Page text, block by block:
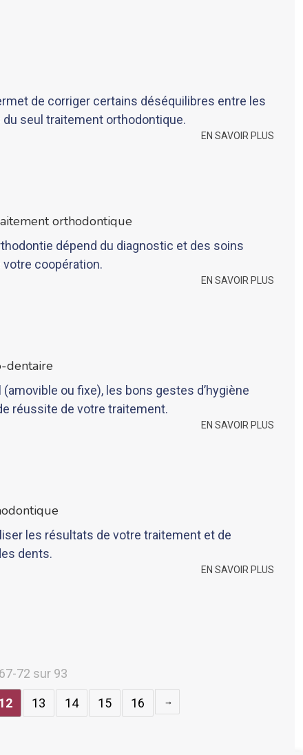
de corriger certains déséquilibres entre les
seul traitement orthodontique.
EN SAVOIR PLUS
orthodontique
dépend du diagnostic et des soins
coopération.
EN SAVOIR PLUS
dentaire
(amovible ou fixe), les bons gestes d’hygiène
réussite de votre traitement.
EN SAVOIR PLUS
les résultats de votre traitement et de
dents.
EN SAVOIR PLUS
72 sur 93
12 13 14 15 16